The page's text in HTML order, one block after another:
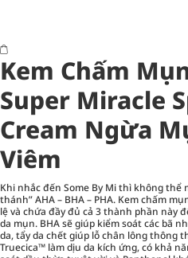
Kem Chấm
Super Miracle
Cream Ngừa
Viêm
Khi nhắc đến Some By Mi thì không thể
thánh” AHA – BHA – PHA. Kem chấm
lệ và chứa đầy đủ cả 3 thành phần này
da mụn. BHA sẽ giúp kiểm soát các bã
da, tẩy da chết giúp lỗ chân lông thông
Truecica™ làm dịu da kích ứng, có khả